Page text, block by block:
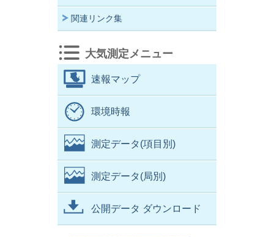
関連リンク集
大気測定メニュー
速報マップ
環境時報
測定データ(項目別)
測定データ(局別)
公開データ ダウンロード